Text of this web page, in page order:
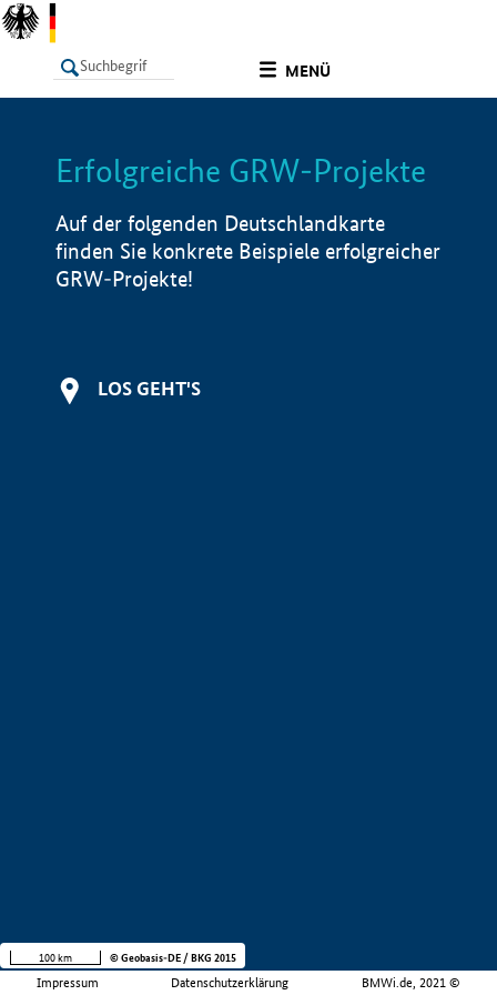
MENÜ
LISTE Info
Erfolgreiche GRW-Projekte
Auf der folgenden Deutschlandkarte
finden Sie konkrete Beispiele erfolgreicher
GRW-Projekte!
LOS GEHT'S
Impressum Datenschutzerklärung BMWi.de, 2021 ©
100 km © Geobasis-DE / BKG 2015